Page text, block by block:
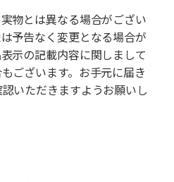
物とは異なる場合がござい
予告なく変更となる場合が
示の記載内容に関しまして
ございます。お手元に届き
いただきますようお願いし